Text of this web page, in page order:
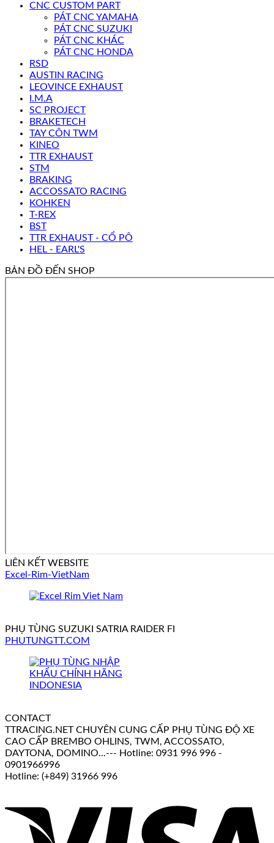
CNC CUSTOM PART
PÁT CNC YAMAHA
PÁT CNC SUZUKI
PÁT CNC KHÁC
PÁT CNC HONDA
RSD
AUSTIN RACING
LEOVINCE EXHAUST
I.M.A
SC PROJECT
BRAKETECH
TAY CÔN TWM
KINEO
TTR EXHAUST
STM
BRAKING
ACCOSSATO RACING
KOHKEN
T-REX
BST
TTR EXHAUST - CỔ PÔ
HEL - EARL'S
BẢN ĐỒ ĐẾN SHOP
LIÊN KẾT WEBSITE
Excel-Rim-VietNam
PHỤ TÙNG SUZUKI SATRIA RAIDER FI
PHUTUNGTT.COM
CONTACT
TTRACING.NET CHUYÊN CUNG CẤP PHỤ TÙNG ĐỘ XE
CAO CẤP BREMBO OHLINS, TWM, ACCOSSATO,
DAYTONA, DOMINO...--- Hotline: 0931 996 996 -
0901966996
Hotline: (+849) 31966 996